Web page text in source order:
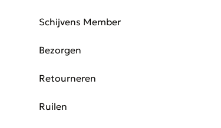
Schijvens Member
Bezorgen
Retourneren
Ruilen